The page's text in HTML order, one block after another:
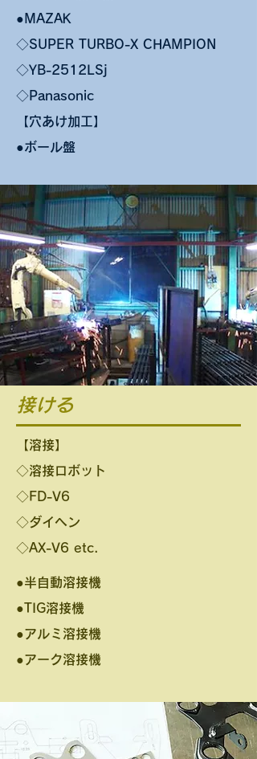
●MAZAK
◇SUPER TURBO-X CHAMPION
◇YB-2512LSj
◇Panasonic
【穴あけ加工】
​●ボール盤
接ける
【溶接】
◇溶接ロボット
◇FD-V6
◇ダイヘン
◇AX-V6 etc.
●半自動溶接機
●TIG溶接機
●アルミ溶接機
●アーク溶接機